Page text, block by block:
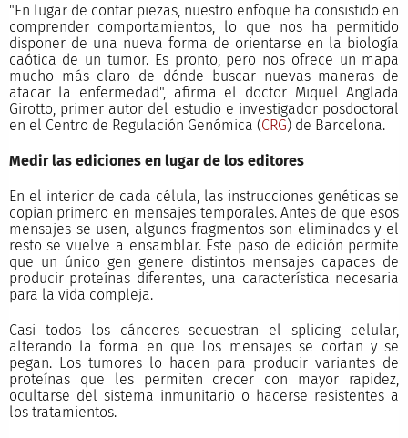
"En lugar de contar piezas, nuestro enfoque ha consistido en
comprender comportamientos, lo que nos ha permitido
disponer de una nueva forma de orientarse en la biología
caótica de un tumor. Es pronto, pero nos ofrece un mapa
mucho más claro de dónde buscar nuevas maneras de
atacar la enfermedad", afirma el doctor Miquel Anglada
Girotto, primer autor del estudio e investigador posdoctoral
en el Centro de Regulación Genómica (CRG) de Barcelona.
Medir las ediciones en lugar de los editores
En el interior de cada célula, las instrucciones genéticas se
copian primero en mensajes temporales. Antes de que esos
mensajes se usen, algunos fragmentos son eliminados y el
resto se vuelve a ensamblar. Este paso de edición permite
que un único gen genere distintos mensajes capaces de
producir proteínas diferentes, una característica necesaria
para la vida compleja.
Casi todos los cánceres secuestran el splicing celular,
alterando la forma en que los mensajes se cortan y se
pegan. Los tumores lo hacen para producir variantes de
proteínas que les permiten crecer con mayor rapidez,
ocultarse del sistema inmunitario o hacerse resistentes a
los tratamientos.